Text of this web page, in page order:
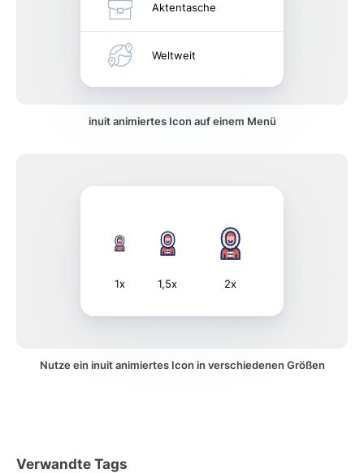
Aktentasche
Weltweit
inuit animiertes Icon auf einem Menü
1x 1,5x 2x
Nutze ein inuit animiertes Icon in verschiedenen Größen
Verwandte Tags